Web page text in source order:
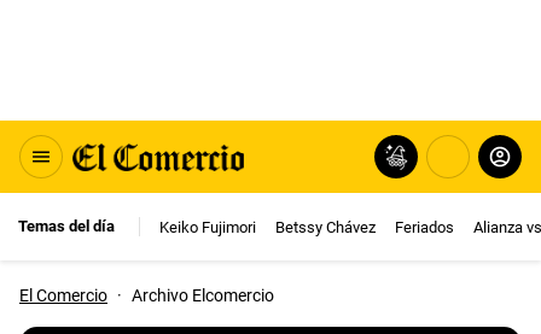
Temas del día Keiko Fujimori Betssy Chávez Feriados Alianza
El Comercio · Archivo Elcomercio